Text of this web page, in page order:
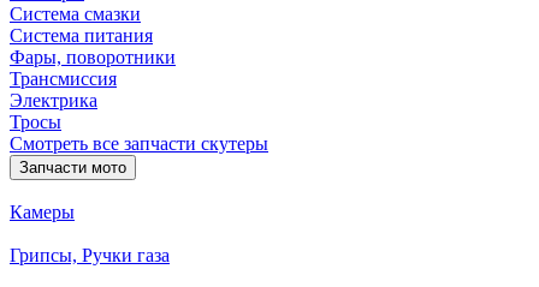
Система смазки
Система питания
Фары, поворотники
Трансмиссия
Электрика
Тросы
Смотреть все запчасти скутеры
Запчасти мото
Камеры
Грипсы, Ручки газа